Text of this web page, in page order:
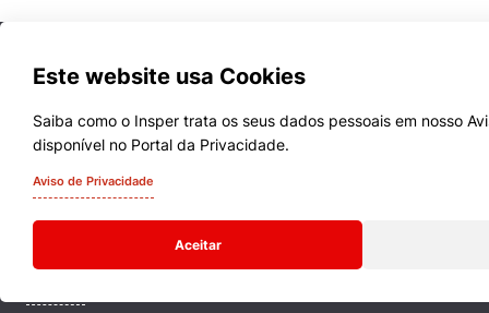
Este website usa Cookies
Saiba como o Insper trata os seus dados pessoais em nosso
disponível no Portal da Privacidade.
Aviso de Privacidade
Aceitar
Cookies estritamente necessários
Quem Somos
Comunidade Transforme